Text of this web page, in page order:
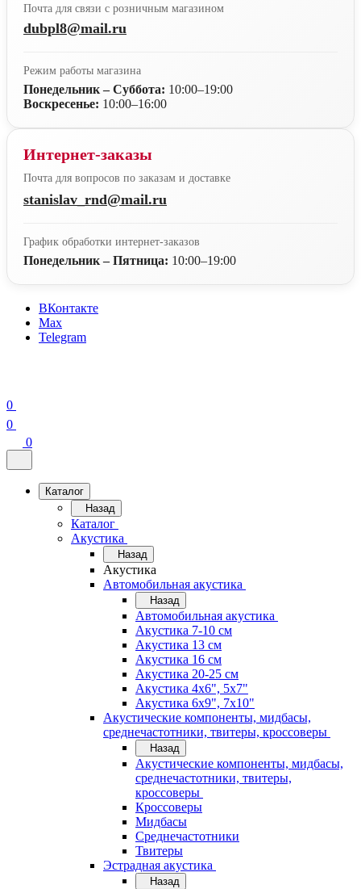
Почта для связи с розничным магазином
dubpl8@mail.ru
Режим работы магазина
Понедельник – Суббота: 10:00–19:00
Воскресенье: 10:00–16:00
Интернет-заказы
Почта для вопросов по заказам и доставке
stanislav_rnd@mail.ru
График обработки интернет-заказов
Понедельник – Пятница: 10:00–19:00
ВКонтакте
Max
Telegram
0
0
0
Каталог
Назад
Каталог
Акустика
Назад
Акустика
Автомобильная акустика
Назад
Автомобильная акустика
Акустика 7-10 см
Акустика 13 см
Акустика 16 см
Акустика 20-25 см
Акустика 4х6", 5х7"
Акустика 6х9", 7х10"
Акустические компоненты, мидбасы,
среднечастотники, твитеры, кроссоверы
Назад
Акустические компоненты, мидбасы,
среднечастотники, твитеры,
кроссоверы
Кроссоверы
Мидбасы
Среднечастотники
Твитеры
Эстрадная акустика
Назад